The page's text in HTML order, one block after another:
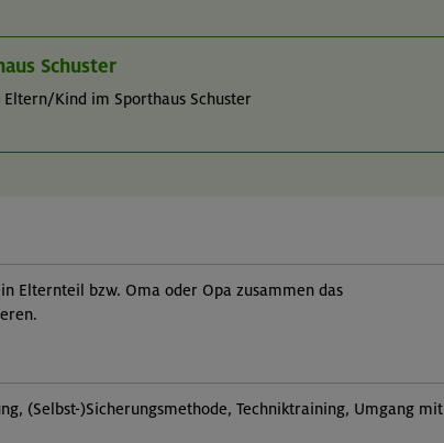
Schuster
Kind im Sporthaus Schuster
Elternteil bzw. Oma oder Opa zusammen das
(Selbst-)Sicherungsmethode, Techniktraining, Umgang mit